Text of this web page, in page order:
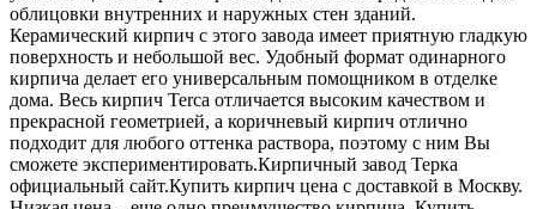
облицовки внутренних и наружных стен зданий.
Керамический кирпич с этого завода имеет приятную гладкую
поверхность и небольшой вес. Удобный формат одинарного
кирпича делает его универсальным помощником в отделке
дома. Весь кирпич Terca отличается высоким качеством и
прекрасной геометрией, а коричневый кирпич отлично
подходит для любого оттенка раствора, поэтому с ним Вы
сможете экспериментировать.Кирпичный завод Терка
официальный сайт.Купить кирпич цена с доставкой в Москву.